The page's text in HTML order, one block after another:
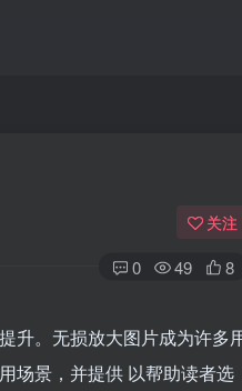
关注
0 49 8
升。无损放大图片成为许多
场景，并提供 以帮助读者选